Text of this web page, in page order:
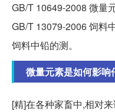
GB/T 10649-2008 微量
GB/T 13079-2006 饲料
饲料中铅的测。
微量元素是如何影响
[精]在各种家畜中,相对